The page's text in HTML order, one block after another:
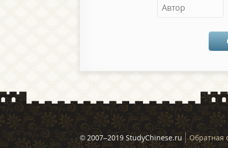
© 2007–2019 StudyChinese.ru Обратная